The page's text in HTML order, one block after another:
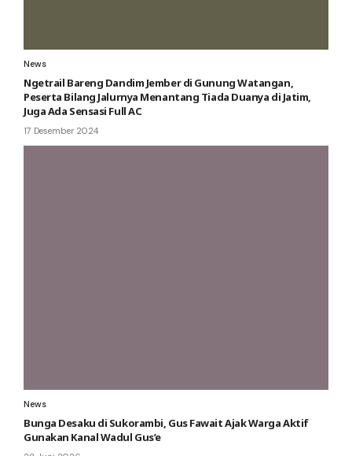
News
Ngetrail Bareng Dandim Jember di Gunung Watangan,
Peserta Bilang Jalurnya Menantang Tiada Duanya di Jatim,
Juga Ada Sensasi Full AC
17 Desember 2024
News
Bunga Desaku di Sukorambi, Gus Fawait Ajak Warga Aktif
Gunakan Kanal Wadul Gus’e